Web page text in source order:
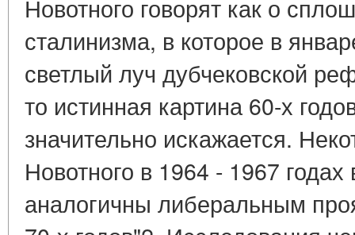
Новотного говорят как о
сталинизма, в которое в
светлый луч дубчековской
то истинная картина 60-х
значительно искажается.
Новотного в 1964 - 1967
аналогичны либеральным